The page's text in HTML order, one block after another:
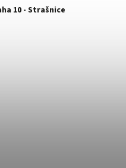
10 - Strašnice